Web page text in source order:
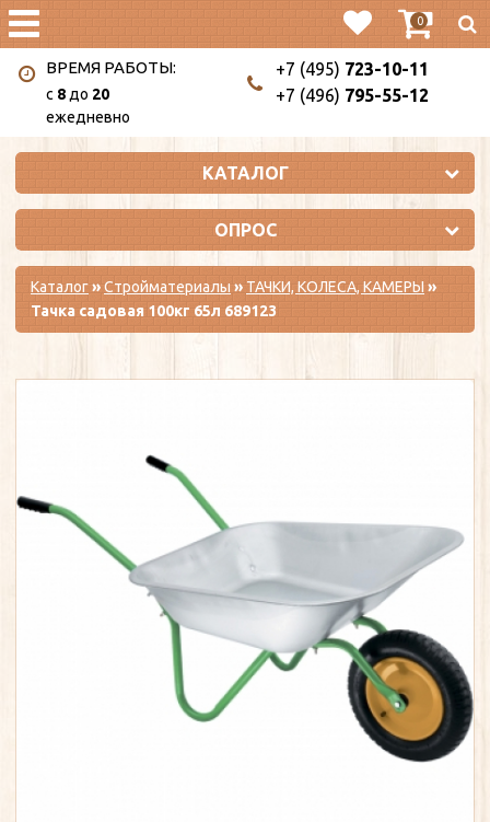
0
ВРЕМЯ РАБОТЫ:
c 8 до 20
ежедневно
+7 (495) 723-10-11
+7 (496) 795-55-12
КАТАЛОГ
ОПРОС
Каталог»Стройматериалы » ТАЧКИ, КОЛЕСА, КАМЕРЫ »
Тачка садовая 100кг 65л 689123